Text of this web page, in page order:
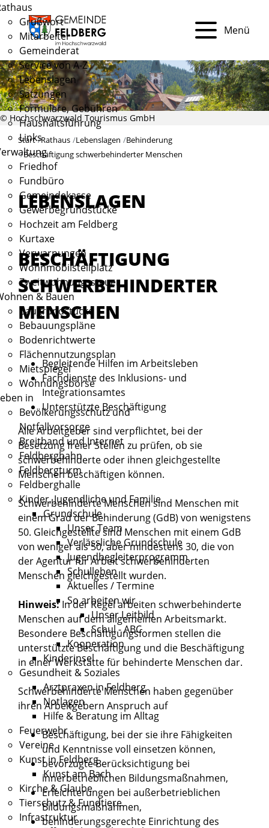
Grußwort
Mitarbeiter
Gemeinderat
Service von A-Z
Lebenslagen
Satzungen
Formulare, Gebühren
Haushaltsführung
Links
Friedhof
Fundbüro
Gemeindekasse
Gewerbegrundstücke
Hochzeit am Feldberg
Kurtaxe
Verwarnungen
Wohnmobilstellplatz
Zweitwohnungssteuer
& Bauen
Baugrundstücke
Bebauungspläne
Bodenrichtwerte
Flächennutzungsplan
Mietspiegel
Wohnungsbörse
in
Bevölkerungsschutz und
Notfallvorsorge
Breitband und Internet
Feldbergbahn
Feldbergturm
Feldberghalle
Kinder, Jugendliche und Familie
Grundschule
Unser Team
Verlässliche Grundschule
Jugendbegleiterprogramm
Schulleben
Aktuelles / Termine
So arbeiten wir
Unser Leitbild
Schul - ABC
Kooperation
Kinderinsel
Gesundheit & Soziales
Arztpraxen in Feldberg
Notlagen
Hilfe & Beratung im Alltag
Feuerwehr
Vereine
Kunst in Feldberg
Kunst am Bach
Kirche & Glaube
Tierschutz & Fundtiere
Infrastruktur
Menü
© Hochschwarzwald Tourismus GmbH
Start Rathaus Lebenslagen
Behinderung
Beschäftigung schwerbehinderter Menschen
LEBENSLAGEN
BESCHÄFTIGUNG
SCHWERBEHINDERTER
MENSCHEN
Begleitende Hilfen im Arbeitsleben
Fachdienste des Inklusions- und
Integrationsamtes
Unterstützte Beschäftigung
Alle Arbeitgeber sind verpflichtet, bei der
Besetzung freier Stellen zu prüfen, ob sie
schwerbehinderte oder ihnen gleichgestellte
Menschen beschäftigen können.
Schwerbehinderte Menschen sind Menschen mit
einem Grad der Behinderung (GdB) von wenigstens
50. Gleichgestellte sind Menschen mit einem GdB
von weniger als 50, aber mindestens 30, die von
der Agentur für Arbeit schwerbehinderten
Menschen gleichgestellt wurden.
Hinweis:In der Regel arbeiten schwerbehinderte
Menschen auf dem allgemeinen Arbeitsmarkt.
Besondere Beschäftigungsformen stellen die
unterstützte Beschäftigung und die Beschäftigung
in einer Werkstätte für behinderte Menschen dar.
Schwerbehinderte Menschen haben gegenüber
ihren Arbeitgebern Anspruch auf
Beschäftigung, bei der sie ihre Fähigkeiten
und Kenntnisse voll einsetzen können,
bevorzugte Berücksichtigung bei
innerbetrieblichen Bildungsmaßnahmen,
Erleichterungen bei außerbetrieblichen
Bildungsmaßnahmen,
behinderungsgerechte Einrichtung des